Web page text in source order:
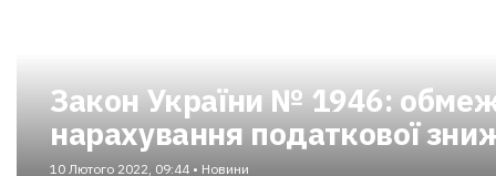
Закон України № 1946:
нарахування податкової
10 Лютого 2022, 09:44 • Новини